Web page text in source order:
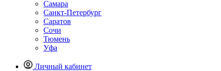
Самара
Санкт-Петербург
Саратов
Сочи
Тюмень
Уфа
Личный кабинет